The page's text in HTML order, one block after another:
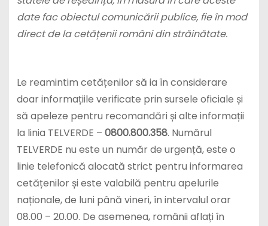
date fac obiectul comunicării publice, fie în mod
direct de la cetățenii români din străinătate.
Le reamintim cetățenilor să ia în considerare
doar informațiile verificate prin sursele oficiale și
să apeleze pentru recomandări și alte informații
la linia TELVERDE – 0800.800.358. Numărul
TELVERDE nu este un număr de urgență, este o
linie telefonică alocată strict pentru informarea
cetățenilor și este valabilă pentru apelurile
naționale, de luni până vineri, în intervalul orar
08.00 – 20.00. De asemenea, românii aflați în